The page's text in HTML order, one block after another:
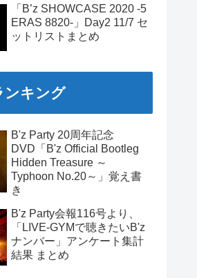
「B’z SHOWCASE 2020 -5
ERAS 8820-」Day2 11/7 セ
ットリストまとめ
ンキング
B'z Party 20周年記念
DVD「B'z Official Bootleg
Hidden Treasure ～
Typhoon No.20～」覚え書
き
B'z Party会報116号より、
「LIVE-GYMで聴きたいB'z
ナンバー」アンケート集計
結果 まとめ